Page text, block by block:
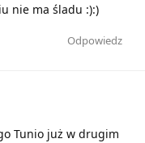
nie ma śladu :):)
Odpowiedz
Tunio już w drugim